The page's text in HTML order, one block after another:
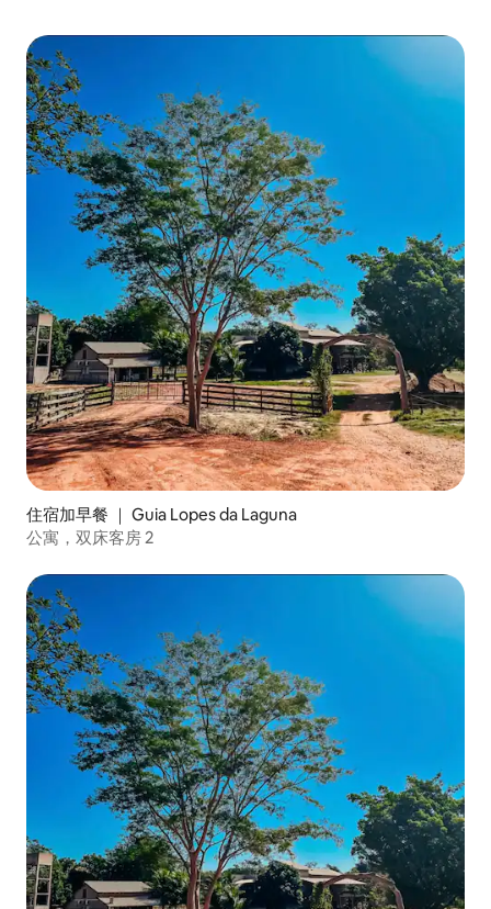
住宿加早餐 ｜ Guia Lopes da Laguna
公寓，双床客房 2